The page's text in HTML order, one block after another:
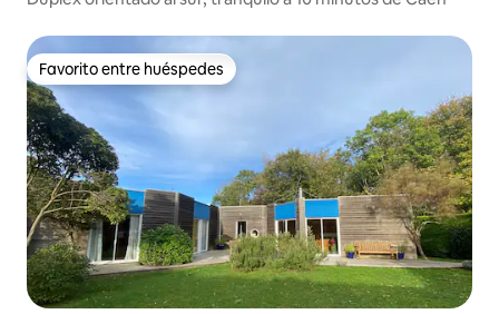
Favorito entre huéspedes
Favorito entre huéspedes